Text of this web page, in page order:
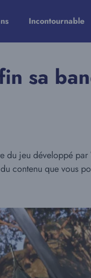
Incontournable
sa
du jeu développé
contenu que vous